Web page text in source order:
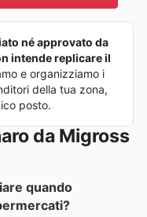
né approvato da
intende replicare il
e organizziamo i
della tua zona,
posto.
da Migross
quando